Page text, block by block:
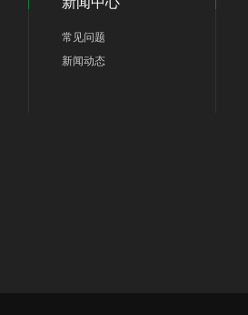
常见问题
新闻动态